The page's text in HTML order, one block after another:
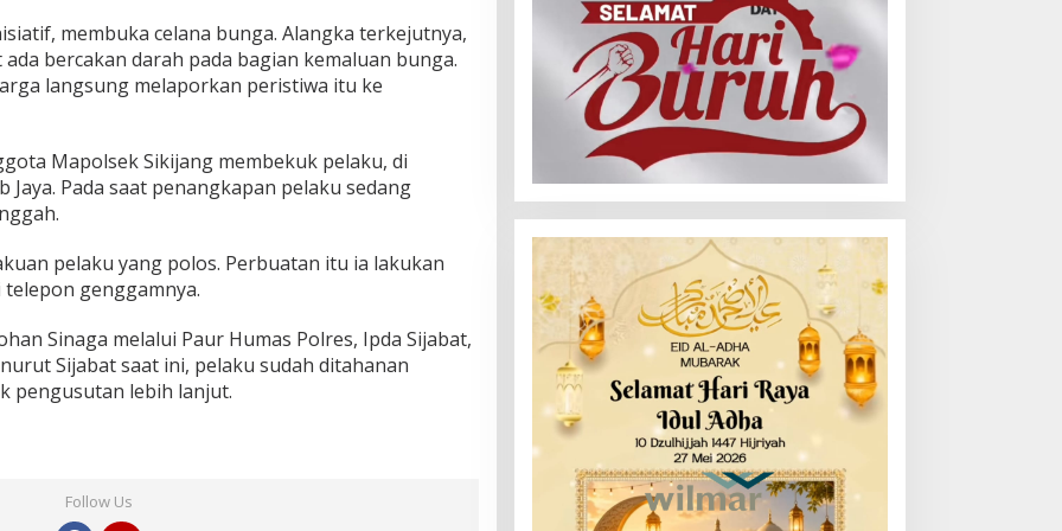
membuka celana bunga. Alangka terkejutnya,
bercakan darah pada bagian kemaluan bunga.
langsung melaporkan peristiwa itu ke
Mapolsek Sikijang membekuk pelaku, di
Jaya. Pada saat penangkapan pelaku sedang
pelaku yang polos. Perbuatan itu ia lakukan
genggamnya.
Sinaga melalui Paur Humas Polres, Ipda Sijabat,
Sijabat saat ini, pelaku sudah ditahanan
pengusutan lebih lanjut.
Follow Us